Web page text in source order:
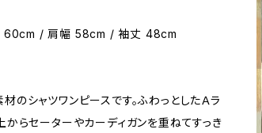
60cm / 肩幅 58cm / 袖丈 48cm
のシャツワンピースです。ふわっとしたＡラ
からセーターやカーディガンを重ねてすっき